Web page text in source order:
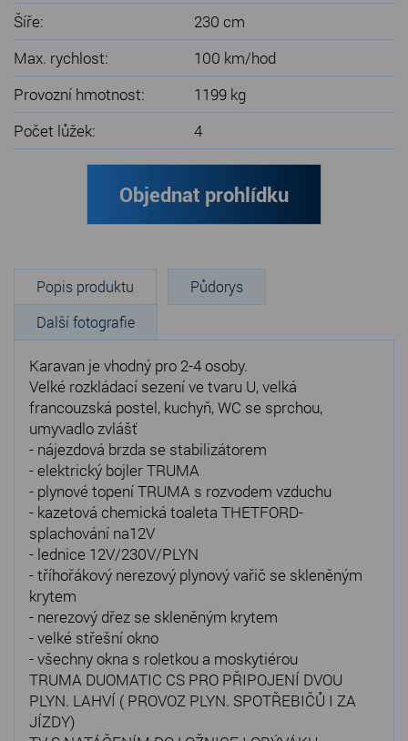
Šíře:
230 cm
Max. rychlost:
100 km/hod
Provozní hmotnost:
1199 kg
Počet lůžek:
4
Objednat prohlídku
Popis produktu
Půdorys
Další fotografie
Karavan je vhodný pro 2-4 osoby.
Velké rozkládací sezení ve tvaru U, velká
francouzská postel, kuchyň, WC se sprchou,
umyvadlo zvlášť
- nájezdová brzda se stabilizátorem
- elektrický bojler TRUMA
- plynové topení TRUMA s rozvodem vzduchu
- kazetová chemická toaleta THETFORD-
splachování na12V
- lednice 12V/230V/PLYN
- tříhořákový nerezový plynový vařič se skleněným
krytem
- nerezový dřez se skleněným krytem
- velké střešní okno
- všechny okna s roletkou a moskytiérou
TRUMA DUOMATIC CS PRO PŘIPOJENÍ DVOU
PLYN. LAHVÍ ( PROVOZ PLYN. SPOTŘEBIČŮ I ZA
JÍZDY)